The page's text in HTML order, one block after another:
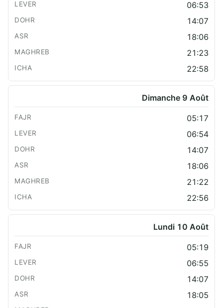
06:53
14:07
18:06
21:23
22:58
Dimanche 9 Août
05:17
06:54
14:07
18:06
21:22
22:56
Lundi 10 Août
05:19
06:55
14:07
18:05